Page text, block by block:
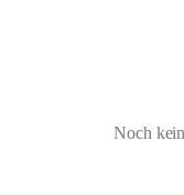
Noch